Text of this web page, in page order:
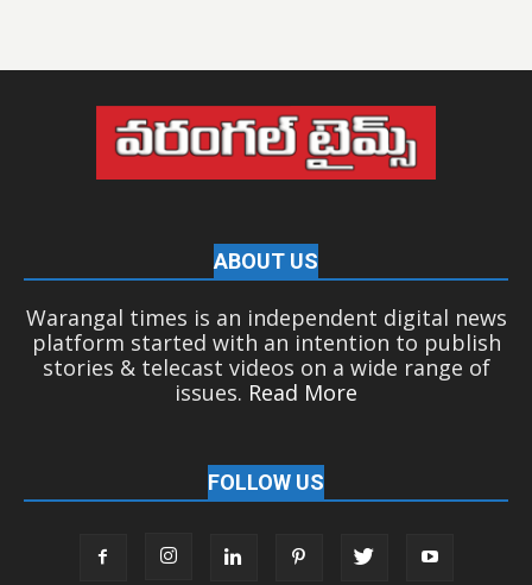
ABOUT US
Warangal times is an independent digital news
platform started with an intention to publish
stories & telecast videos on a wide range of
issues. Read More
FOLLOW US